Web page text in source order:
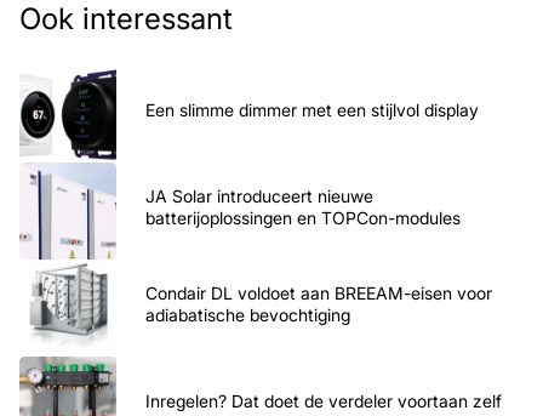
Ook interessant
Een slimme dimmer met een stijlvol display
JA Solar introduceert nieuwe
batterijoplossingen en TOPCon-modules
Condair DL voldoet aan BREEAM-eisen voor
adiabatische bevochtiging
Inregelen? Dat doet de verdeler voortaan zelf